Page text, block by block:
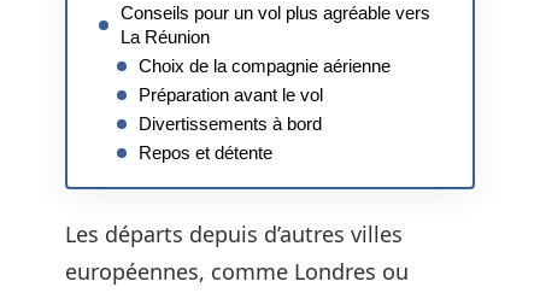
Conseils pour un vol plus agréable vers
La Réunion
Choix de la compagnie aérienne
Préparation avant le vol
Divertissements à bord
Repos et détente
Les départs depuis d’autres villes
européennes, comme Londres ou